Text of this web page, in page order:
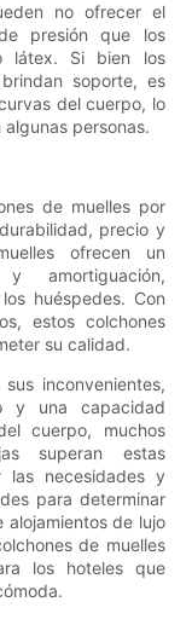
no ofrecer el
presión que los
látex. Si bien los
soporte, es
del cuerpo, lo
personas.
de muelles por
precio y
ofrecen un
amortiguación,
huéspedes. Con
estos colchones
su calidad.
inconvenientes,
y una capacidad
cuerpo, muchos
superan estas
las necesidades y
para determinar
alojamientos de lujo
de muelles
los hoteles que